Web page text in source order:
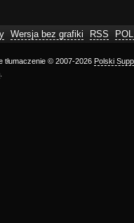
Wersja bez grafiki RSS
tłumaczenie © 2007-2026 Polski